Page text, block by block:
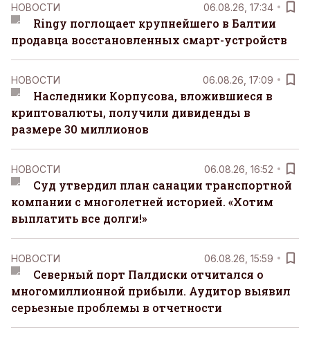
НОВОСТИ 06.08.26, 17:34
Ringy поглощает крупнейшего в Балтии
продавца восстановленных смарт-устройств
НОВОСТИ 06.08.26, 17:09
Наследники Корпусова, вложившиеся в
криптовалюты, получили дивиденды в
размере 30 миллионов
НОВОСТИ 06.08.26, 16:52
Суд утвердил план санации транспортной
компании с многолетней историей. «Хотим
выплатить все долги!»
НОВОСТИ 06.08.26, 15:59
Северный порт Палдиски отчитался о
многомиллионной прибыли. Аудитор выявил
серьезные проблемы в отчетности